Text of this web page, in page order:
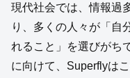
現代社会では、情報過
り、多くの人々が「自
れること」を選びがち
に向けて、Superflyは